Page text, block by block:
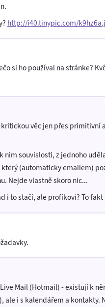
http://i40.tinypic.com/
si ho používal na stránke?
věc jen přes primitivní
nim souvislosti, z jednoho
(automaticky emailem)
Nejde vlastně skoro nic...
i to stačí, ale profíkovi? To fakt
Mail (Hotmail) - existují k
i s kalendářem a